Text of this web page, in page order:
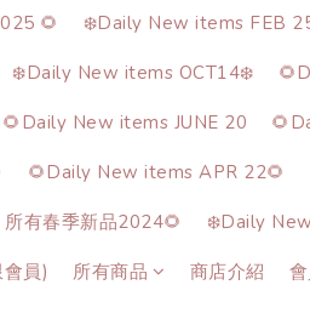
🌻 ❄️Daily New items FEB
❄️Daily New items OCT14❄️
🌻Daily New items JUNE 20
🌻Daily New items APR 22🌻
所有春季新品2024🌻 ❄️Daily
員) 所有商品 商店介紹